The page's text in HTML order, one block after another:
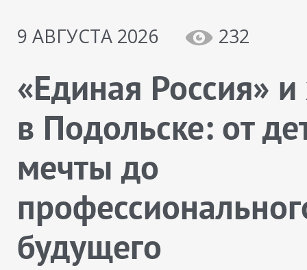
9 АВГУСТА 2026
232
«Единая Россия»
в Подольске: от
мечты до
будущего